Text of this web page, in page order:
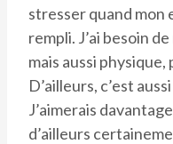
stresser quand mon
rempli. J’ai besoin
mais aussi
D’ailleurs, c’est
J’aimerais
d’ailleurs